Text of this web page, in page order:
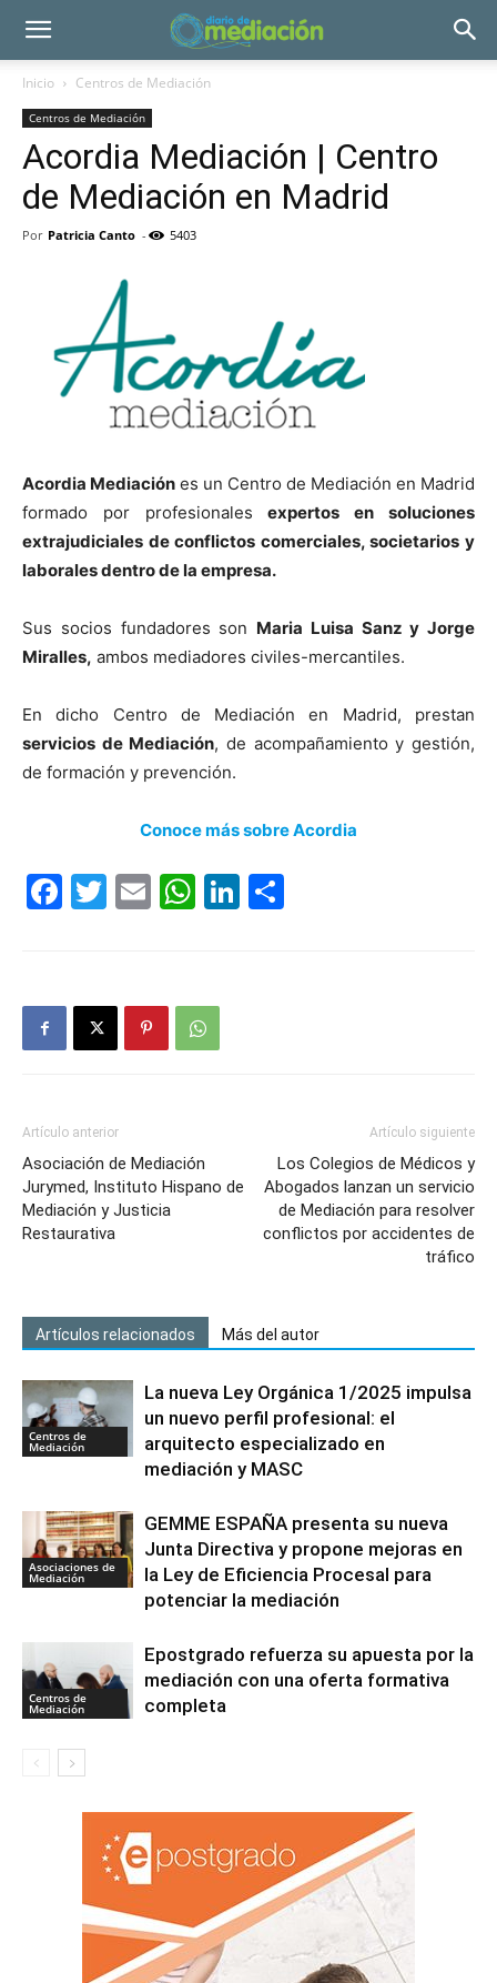
Inicio Centros de Mediación
Centros de Mediación
Acordia Mediación | Centro
de Mediación en Madrid
Por Patricia Canto - 5403
Acordia Mediación es un Centro de Mediación en Madrid
formado por profesionalesexpertos en soluciones
extrajudiciales de conflictos comerciales, societarios y
laborales dentro de la empresa.
Sus socios fundadores son Maria Luisa Sanz y Jorge
Miralles, ambos mediadores civiles-mercantiles.
En dicho Centro de Mediación en Madrid, prestan
servicios de Mediación, de acompañamiento y gestión,
de formación y prevención.
Conoce más sobre Acordia
Facebook
Twitter
EmailWhatsApp
LinkedIn
Artículo anterior
Asociación de Mediación
Jurymed, Instituto Hispano de
Mediación y Justicia
Restaurativa
Artículo siguiente
Los Colegios de Médicos y
Abogados lanzan un servicio
de Mediación para resolver
conflictos por accidentes de
tráfico
Artículos relacionados Más del autor
Centros de
Mediación
La nueva Ley Orgánica 1/2025 impulsa
un nuevo perfil profesional: el
arquitecto especializado en
mediación y MASC
Asociaciones de
Mediación
GEMME ESPAÑA presenta su nueva
Junta Directiva y propone mejoras en
la Ley de Eficiencia Procesal para
potenciar la mediación
Centros de
Mediación
Epostgrado refuerza su apuesta por la
mediación con una oferta formativa
completa